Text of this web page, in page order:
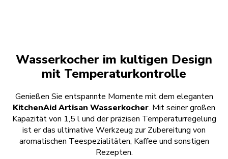
Wasserkocher im kultigen Design
mit Temperaturkontrolle
Genießen Sie entspannte Momente mit dem eleganten
KitchenAid Artisan Wasserkocher. Mit seiner großen
Kapazität von 1,5 l und der präzisen Temperaturregelung
ist er das ultimative Werkzeug zur Zubereitung von
aromatischen Teespezialitäten, Kaffee und sonstigen
Rezepten.